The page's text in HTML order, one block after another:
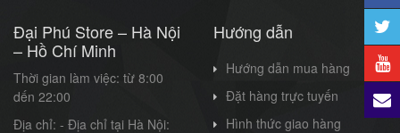
Đại Phú Store – Hà Nội
– Hồ Chí Minh
Thời gian làm việc: từ 8:00
dến 22:00
Địa chỉ: - Địa chỉ tại Hà Nội:
Hướng dẫn
Hướng dẫn mua hàng
Đặt hàng trực tuyến
Hình thức giao hàng